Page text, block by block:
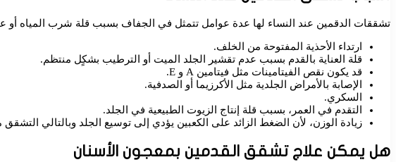
تشققات الدقمين عند النساء لها عدة عوامل تتمثل في الجفاف بسبب قلة شرب المياه أو
ارتداء الأحذية المفتوحة من الخلف.
قلة العناية بالقدم بسبب عدم تقشير الجلد الميت أو الترطيب بشكٍل منتظم.
قد يكون نقص الفيتامينات مثل فيتامين A و E.
الإصابة بالأمراض الجلدية مثل الأكرزيما أو الصدفية.
السكري.
التقدم في العمر، بسبب قلة إنتاج الزيوت الطبيعية في الجلد.
زيادة الوزن، لأن الضغط الزائد على الكعبين يؤدي إلى توسيع الجلد وبالتالي
هل يمكن علاج تشقق القدمين بمعجون الأسنان